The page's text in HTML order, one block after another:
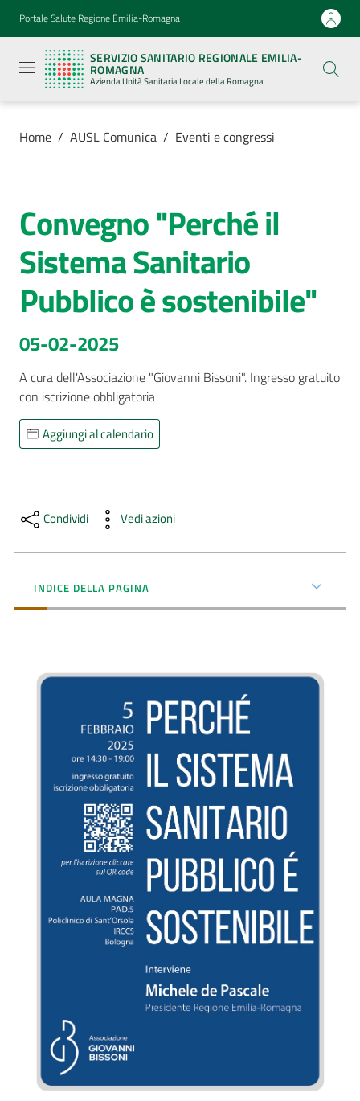
Vai al contenuto
Vai alla navigazione
Vai al footer
Portale Salute Regione Emilia-Romagna
SERVIZIO SANITARIO REGIONALE EMILIA-
ROMAGNA
Azienda Unità Sanitaria Locale della Romagna
Sanitario
Regionale
Emilia-
Romagna
Azienda
Sanitaria
Locale della
Azienda
Servizi
Luoghi
cura
AUSL
Carta
dei
Dedicato
Bandi
Seguici
Home / AUSL Comunica / Eventi e congressi
Salta al contenuto
Convegno "Perché il
Sistema Sanitario
Pubblico è sostenibile"
05-02-2025
A cura dell'Associazione "Giovanni Bissoni". Ingresso gratuito
con iscrizione obbligatoria
Aggiungi al calendario
Condividi Vedi azioni
INDICE DELLA PAGINA